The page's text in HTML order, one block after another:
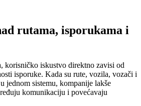
rutama, isporukama i
korisničko iskustvo direktno zavisi od
isporuke. Kada su rute, vozila, vozači i
jednom sistemu, kompanije lakše
komunikaciju i povećavaju